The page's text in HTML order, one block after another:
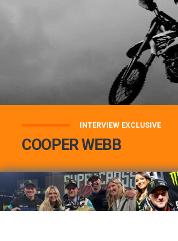
INTERVIEW EXCLUSIVE
COOPER WEBB